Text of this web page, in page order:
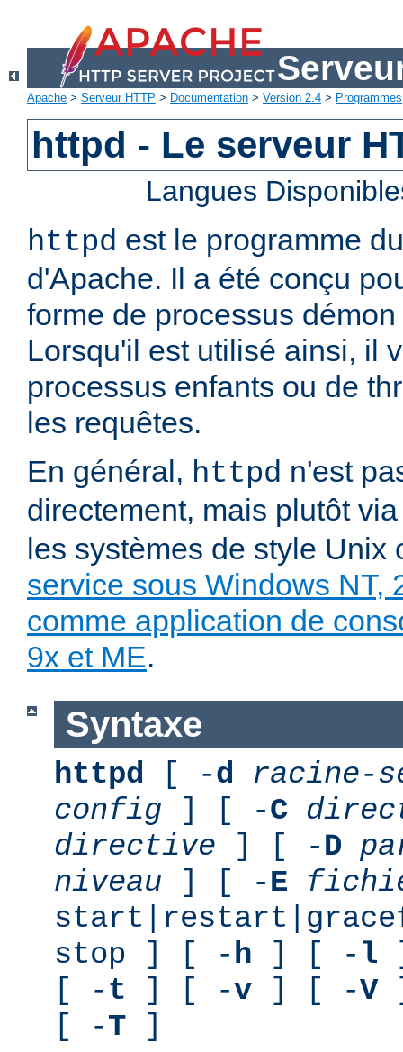
Apache > Serveur HTTP > Documentation > Version 2.4 > Programmes
httpd - Le serveur
Langues
httpd est le programme
d'Apache. Il a été conçu
forme de processus
Lorsqu'il est utilisé ainsi, il
processus enfants ou de
les requêtes.
En général, httpd n'est
directement, mais plutôt
les systèmes de style Unix
service sous Windows NT,
comme application de
9x et ME.
Syntaxe
httpd [ -d
racine-
config ] [ -C
directive ] [ -D
niveau ] [ -E
stop ] [ -h ] [ - l
[ -t ] [ -v ] [ -V
[ -T ]